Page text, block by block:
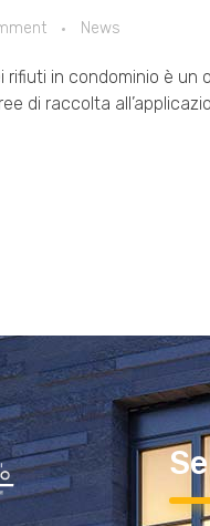
News
in condominio è un
di raccolta